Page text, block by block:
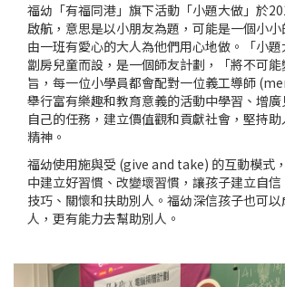
福幼「有福同港」旗下活動「小題大做」於
啟航，意思是以小朋友為題，可能是一個小小
由一班有愛心的大人為他們用心地做。「小
劏房兒童而設，是一個師友計劃，「將不可
旨，每一位小學員都會配對一位義工導師
舉行富有樂趣和教育意義的活動中學習、增
自己的任務，建立價值觀和貢獻社會，堅持
精神。
福幼使用施與受 (give and take) 的互動模式
中建立好習慣、改變壞習慣，讓孩子建立自
技巧、關懷和扶助別人。福幼深信孩子也可
人，更有能力去幫助別人。